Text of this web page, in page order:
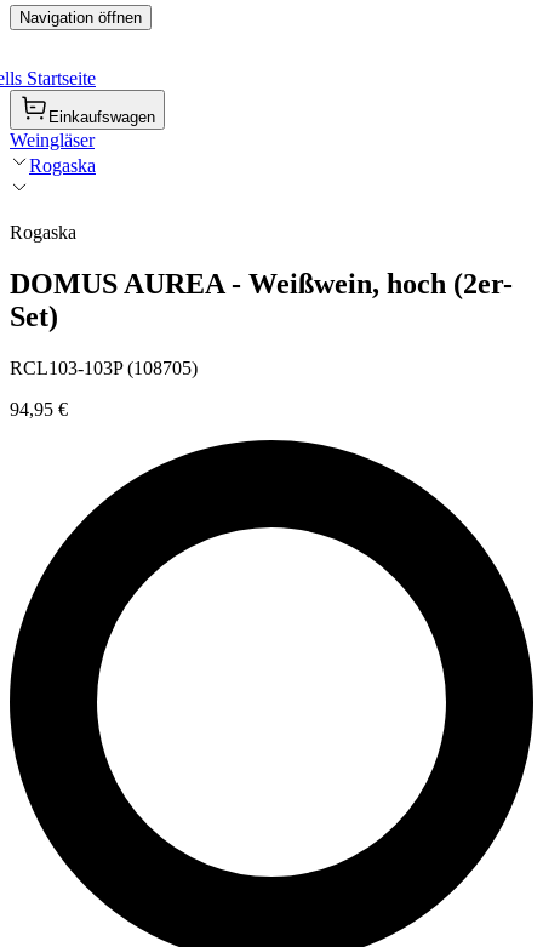
Navigation öffnen
Startseite
Einkaufswagen
Weingläser
Rogaska
Rogaska
DOMUS AUREA - Weißwein, hoch (2er-
Set)
RCL103-103P (108705)
94,95 €